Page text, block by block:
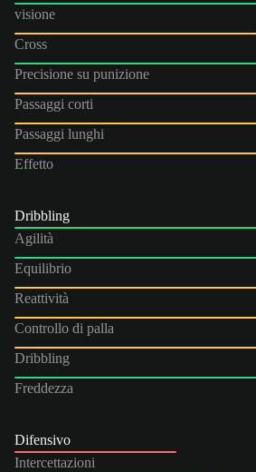
visione
Cross
Precisione su punizione
Passaggi corti
Passaggi lunghi
Effetto
Dribbling
Agilità
Equilibrio
Reattività
Controllo di palla
Dribbling
Freddezza
Difensivo
Intercettazioni